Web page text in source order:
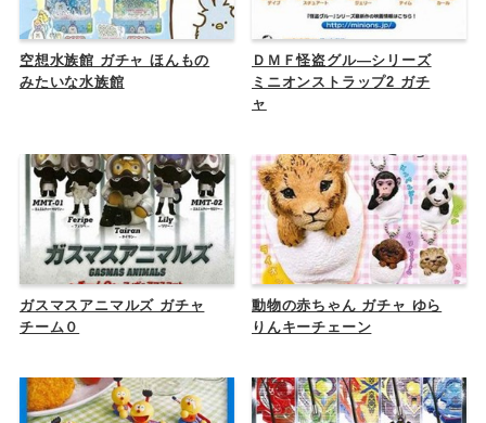
空想水族館 ガチャ ほんもの
みたいな水族館
ＤＭＦ怪盗グル―シリーズ
ミニオンストラップ2 ガチ
ャ
ガスマスアニマルズ ガチャ
チーム０
動物の赤ちゃん ガチャ ゆら
りんキーチェーン